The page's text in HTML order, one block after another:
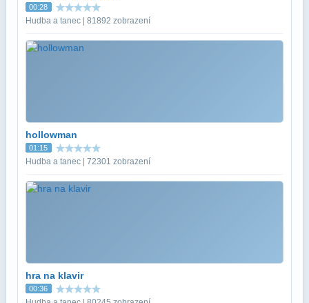
00:28
Hudba a tanec | 81892 zobrazení
hollowman
01:15
Hudba a tanec | 72301 zobrazení
hra na klavir
00:36